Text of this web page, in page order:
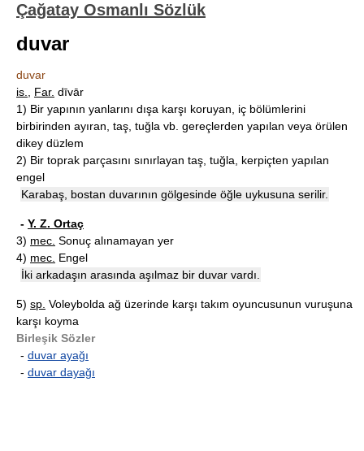
Çağatay Osmanlı Sözlük
duvar
duvar
is.
Far. dīvār
1) Bir yapının yanlarını dışa karşı koruyan, iç bölümlerini
birbirinden ayıran, taş, tuğla vb. gereçlerden yapılan veya örülen
dikey düzlem
2) Bir toprak parçasını sınırlayan taş, tuğla, kerpiçten yapılan
engel
Karabaş, bostan duvarının gölgesinde öğle uykusuna serilir.
- Y. Z. Ortaç
3) mec. Sonuç alınamayan yer
4) mec. Engel
İki arkadaşın arasında aşılmaz bir duvar vardı.
5) sp. Voleybolda ağ üzerinde karşı takım oyuncusunun vuruşuna
karşı koyma
Birleşik Sözler
- duvar ayağı
- duvar dayağı